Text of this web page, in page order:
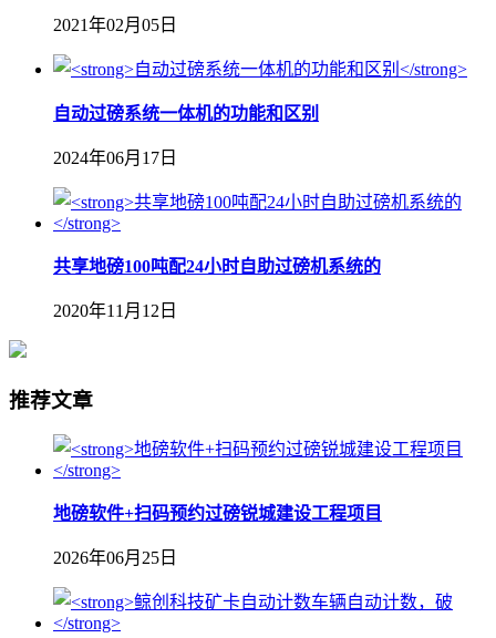
2021年02月05日
自动过磅系统一体机的功能和区别
2024年06月17日
共享地磅100吨配24小时自助过磅机系统的
2020年11月12日
推荐文章
地磅软件+扫码预约过磅锐城建设工程项目
2026年06月25日